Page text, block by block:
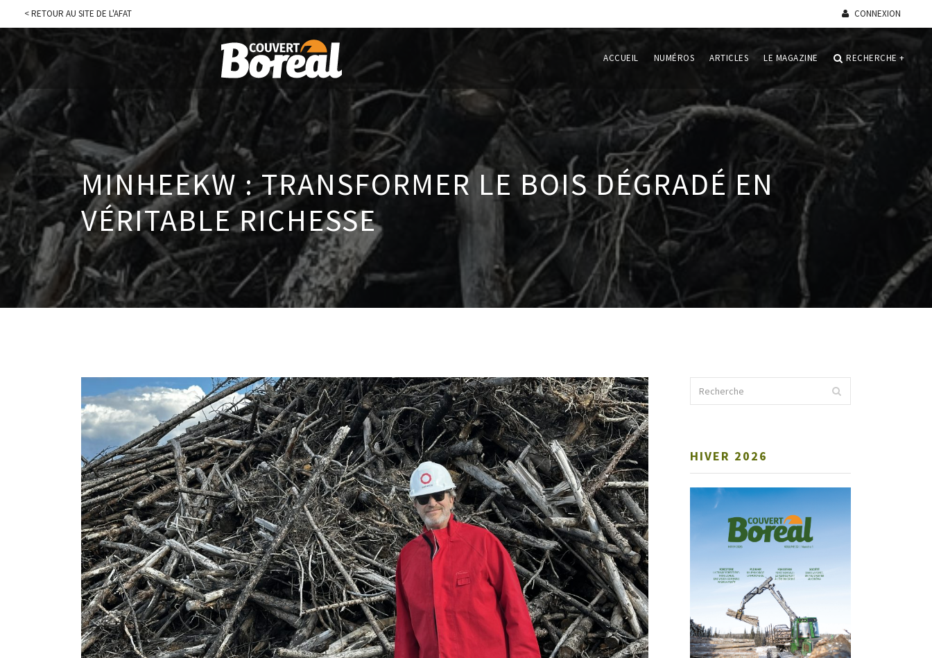
< RETOUR AU SITE DE L'AFAT CONNEXION
RECHERCHE +
ACCUEIL NUMÉROS ARTICLES LE MAGAZINE
MINHEEKW : TRANSFORMER LE BOIS DÉGRADÉ EN
VÉRITABLE RICHESSE
HIVER 2026